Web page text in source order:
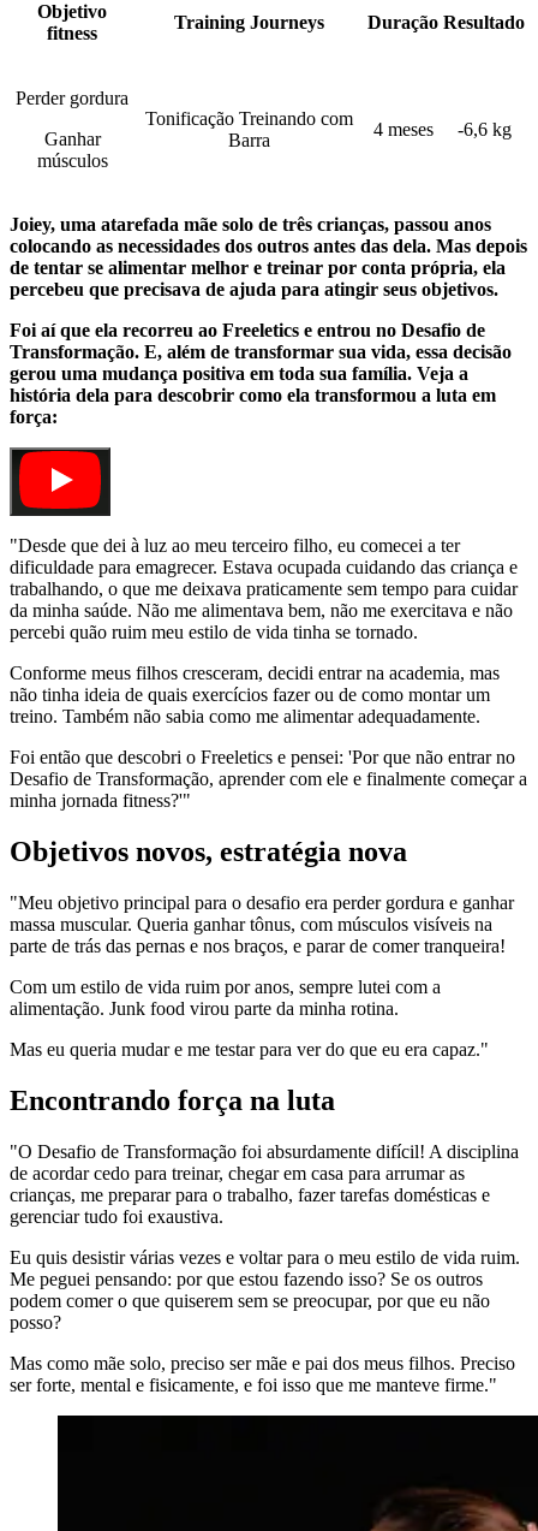
Objetivo
fitness
Training Journeys Duração Resultado
Perder gordura
Ganhar
músculos
Tonificação Treinando com
Barra
4 meses -6,6 kg
Joiey, uma atarefada mãe solo de três crianças, passou anos
colocando as necessidades dos outros antes das dela. Mas depois
de tentar se alimentar melhor e treinar por conta própria, ela
percebeu que precisava de ajuda para atingir seus objetivos.
Foi aí que ela recorreu ao Freeletics e entrou no Desafio de
Transformação. E, além de transformar sua vida, essa decisão
gerou uma mudança positiva em toda sua família. Veja a
história dela para descobrir como ela transformou a luta em
força:
"Desde que dei à luz ao meu terceiro filho, eu comecei a ter
dificuldade para emagrecer. Estava ocupada cuidando das criança e
trabalhando, o que me deixava praticamente sem tempo para cuidar
da minha saúde. Não me alimentava bem, não me exercitava e não
percebi quão ruim meu estilo de vida tinha se tornado.
Conforme meus filhos cresceram, decidi entrar na academia, mas
não tinha ideia de quais exercícios fazer ou de como montar um
treino. Também não sabia como me alimentar adequadamente.
Foi então que descobri o Freeletics e pensei: 'Por que não entrar no
Desafio de Transformação, aprender com ele e finalmente começar a
minha jornada fitness?'"
Objetivos novos, estratégia nova
"Meu objetivo principal para o desafio era perder gordura e ganhar
massa muscular. Queria ganhar tônus, com músculos visíveis na
parte de trás das pernas e nos braços, e parar de comer tranqueira!
Com um estilo de vida ruim por anos, sempre lutei com a
alimentação. Junk food virou parte da minha rotina.
Mas eu queria mudar e me testar para ver do que eu era capaz."
Encontrando força na luta
"O Desafio de Transformação foi absurdamente difícil! A disciplina
de acordar cedo para treinar, chegar em casa para arrumar as
crianças, me preparar para o trabalho, fazer tarefas domésticas e
gerenciar tudo foi exaustiva.
Eu quis desistir várias vezes e voltar para o meu estilo de vida ruim.
Me peguei pensando: por que estou fazendo isso? Se os outros
podem comer o que quiserem sem se preocupar, por que eu não
posso?
Mas como mãe solo, preciso ser mãe e pai dos meus filhos. Preciso
ser forte, mental e fisicamente, e foi isso que me manteve firme."